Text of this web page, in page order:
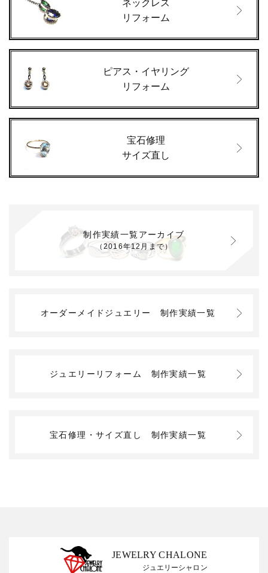
ネックレス
リフォーム
ピアス・イヤリング
リフォーム
宝石修理
サイズ直し
制作実績一覧アーカイブ
（2016年12月まで）
オーダーメイドジュエリー 制作実績一覧
ジュエリーリフォーム 制作実績一覧
宝石修理・サイズ直し 制作実績一覧
JEWELRY CHALONE
ジュエリーシャロン